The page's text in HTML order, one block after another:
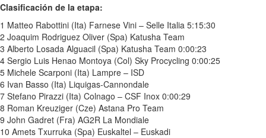
Clasificación de la etapa:
1 Matteo Rabottini (Ita) Farnese Vini – Selle Italia 5:15:30
2 Joaquim Rodriguez Oliver (Spa) Katusha Team
3 Alberto Losada Alguacil (Spa) Katusha Team 0:00:23
4 Sergio Luis Henao Montoya (Col) Sky Procycling 0:00:25
5 Michele Scarponi (Ita) Lampre – ISD
6 Ivan Basso (Ita) Liquigas-Cannondale
7 Stefano Pirazzi (Ita) Colnago – CSF Inox 0:00:29
8 Roman Kreuziger (Cze) Astana Pro Team
9 John Gadret (Fra) AG2R La Mondiale
10 Amets Txurruka (Spa) Euskaltel – Euskadi